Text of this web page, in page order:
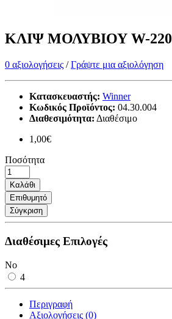
ΚΛΙΨ ΜΟΛΥΒΙΟΥ W-220
0 αξιολογήσεις /Γράψτε μια αξιολόγηση
Κατασκευαστής: Winner
Κωδικός Προϊόντος: 04.30.004
Διαθεσιμότητα: Διαθέσιμο
1,00€
Ποσότητα
Καλάθι
Επιθυμητό
Σύγκριση
Διαθέσιμες Επιλογές
No
4
Περιγραφή
Αξιολογήσεις (0)